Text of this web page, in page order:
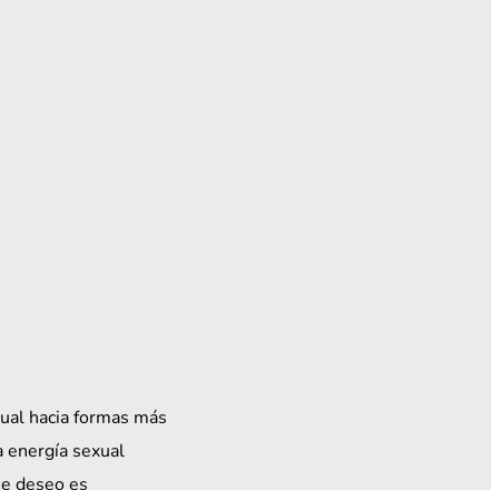
hacia formas más
energía sexual
deseo es